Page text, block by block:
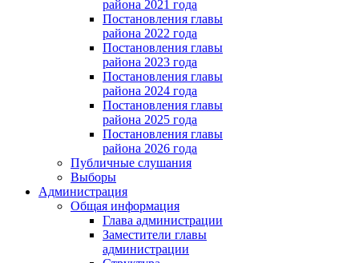
района 2021 года
Постановления главы
района 2022 года
Постановления главы
района 2023 года
Постановления главы
района 2024 года
Постановления главы
района 2025 года
Постановления главы
района 2026 года
Публичные слушания
Выборы
Администрация
Общая информация
Глава администрации
Заместители главы
администрации